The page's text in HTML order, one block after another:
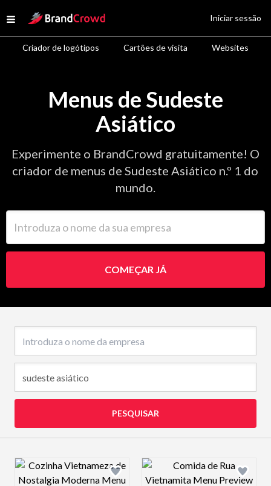
Open menu
Site Logo
Criador de logótipos Cartões de visita Websites
Iniciar sessão
Menus de Sudeste
Asiático
Experimente o BrandCrowd gratuitamente! O
criador de menus de Sudeste Asiático n.º 1 do
mundo.
COMEÇAR JÁ
PESQUISAR
Design preview image Design preview